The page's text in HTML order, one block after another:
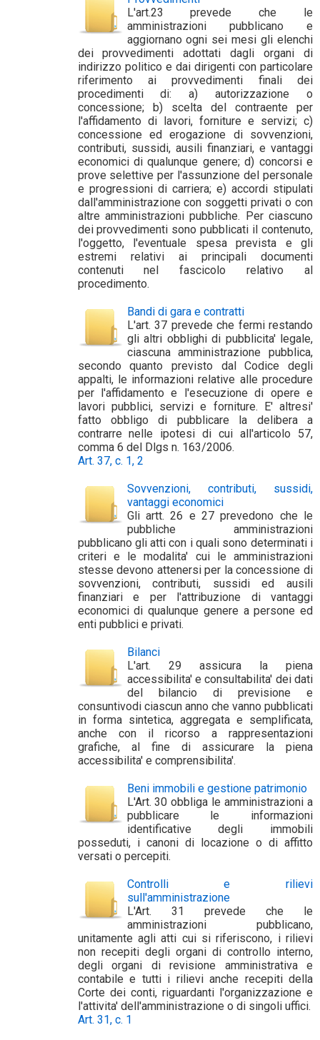
L'art.23 prevede che le
amministrazioni pubblicano e
aggiornano ogni sei mesi gli elenchi
dei provvedimenti adottati dagli organi di
indirizzo politico e dai dirigenti con particolare
riferimento ai provvedimenti finali dei
procedimenti di: a) autorizzazione o
concessione; b) scelta del contraente per
l'affidamento di lavori, forniture e servizi; c)
concessione ed erogazione di sovvenzioni,
contributi, sussidi, ausili finanziari, e vantaggi
economici di qualunque genere; d) concorsi e
prove selettive per l'assunzione del personale
e progressioni di carriera; e) accordi stipulati
dall'amministrazione con soggetti privati o con
altre amministrazioni pubbliche. Per ciascuno
dei provvedimenti sono pubblicati il contenuto,
l'oggetto, l'eventuale spesa prevista e gli
estremi relativi ai principali documenti
contenuti nel fascicolo relativo al
procedimento.
Bandi di gara e contratti
L'art. 37 prevede che fermi restando
gli altri obblighi di pubblicita' legale,
ciascuna amministrazione pubblica,
secondo quanto previsto dal Codice degli
appalti, le informazioni relative alle procedure
per l'affidamento e l'esecuzione di opere e
lavori pubblici, servizi e forniture. E' altresi'
fatto obbligo di pubblicare la delibera a
contrarre nelle ipotesi di cui all'articolo 57,
comma 6 del Dlgs n. 163/2006.
Art. 37, c. 1, 2
Sovvenzioni, contributi, sussidi,
vantaggi economici
Gli artt. 26 e 27 prevedono che le
pubbliche amministrazioni
pubblicano gli atti con i quali sono determinati i
criteri e le modalita' cui le amministrazioni
stesse devono attenersi per la concessione di
sovvenzioni, contributi, sussidi ed ausili
finanziari e per l'attribuzione di vantaggi
economici di qualunque genere a persone ed
enti pubblici e privati.
Bilanci
L'art. 29 assicura la piena
accessibilita' e consultabilita' dei dati
del bilancio di previsione e
consuntivodi ciascun anno che vanno pubblicati
in forma sintetica, aggregata e semplificata,
anche con il ricorso a rappresentazioni
grafiche, al fine di assicurare la piena
accessibilita' e comprensibilita'.
Beni immobili e gestione patrimonio
L'Art. 30 obbliga le amministrazioni a
pubblicare le informazioni
identificative degli immobili
posseduti, i canoni di locazione o di affitto
versati o percepiti.
Controlli e rilievi
sull'amministrazione
L'Art. 31 prevede che le
amministrazioni pubblicano,
unitamente agli atti cui si riferiscono, i rilievi
non recepiti degli organi di controllo interno,
degli organi di revisione amministrativa e
contabile e tutti i rilievi anche recepiti della
Corte dei conti, riguardanti l'organizzazione e
l'attivita' dell'amministrazione o di singoli uffici.
Art. 31, c. 1